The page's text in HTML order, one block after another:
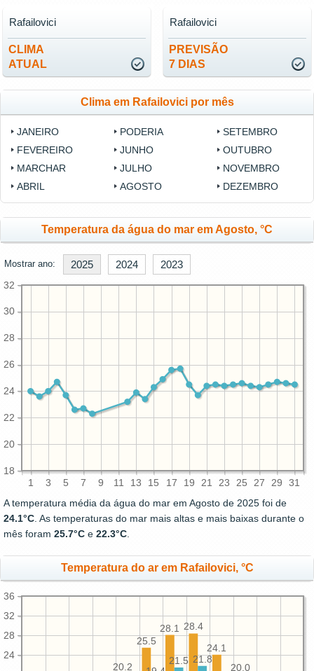
CLIMA
ATUAL
Rafailovici
PREVISÃO
7 DIAS
Rafailovici
Clima em Rafailovici por mês
JANEIRO
FEVEREIRO
MARCHAR
ABRIL
PODERIA
JUNHO
JULHO
AGOSTO
SETEMBRO
OUTUBRO
NOVEMBRO
DEZEMBRO
Temperatura da água do mar em Agosto, °C
Mostrar ano: 2025 2024 2023
1 3 5 7 9 11 13 15 17 19 21 23 25 27 29 31
18
20
22
24
26
28
30
32
A temperatura média da água do mar em Agosto de 2025 foi de
24.1°C . As temperaturas do mar mais altas e mais baixas durante o
mês foram 25.7°C e 22.3°C
Temperatura do ar em Rafailovici, °C
24
28
32
36
20.0
24.1
28.4
28.1
25.5
20.2
21.8
21.5